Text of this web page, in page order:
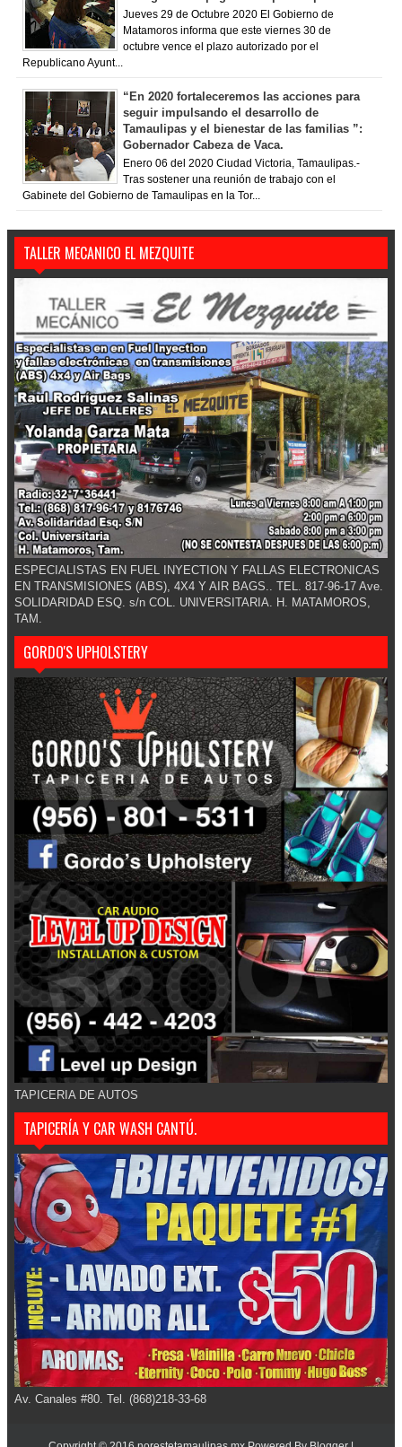
Jueves 29 de Octubre 2020 El Gobierno de
Matamoros informa que este viernes 30 de
octubre vence el plazo autorizado por el
Republicano Ayunt...
“En 2020 fortaleceremos las acciones para
seguir impulsando el desarrollo de
Tamaulipas y el bienestar de las familias ”:
Gobernador Cabeza de Vaca.
Enero 06 del 2020 Ciudad Victoria, Tamaulipas.-
Tras sostener una reunión de trabajo con el
Gabinete del Gobierno de Tamaulipas en la Tor...
TALLER MECANICO EL MEZQUITE
ESPECIALISTAS EN FUEL INYECTION Y FALLAS ELECTRONICAS
EN TRANSMISIONES (ABS), 4X4 Y AIR BAGS.. TEL. 817-96-17 Ave.
SOLIDARIDAD ESQ. s/n COL. UNIVERSITARIA. H. MATAMOROS,
TAM.
GORDO'S UPHOLSTERY
TAPICERIA DE AUTOS
TAPICERÍA Y CAR WASH CANTÚ.
Av. Canales #80. Tel. (868)218-33-68